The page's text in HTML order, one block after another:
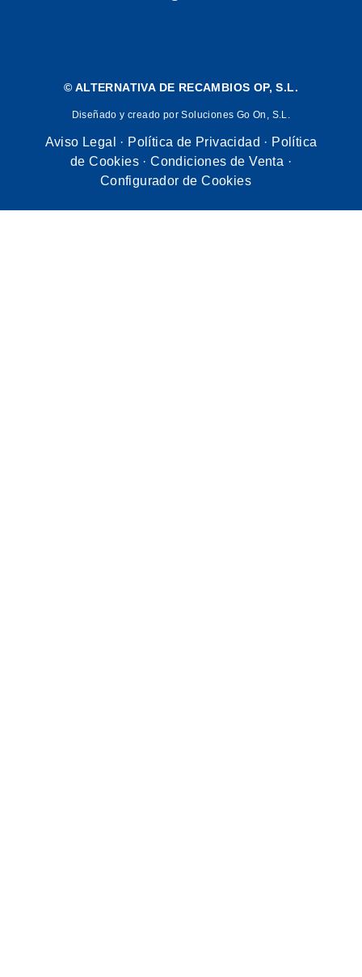
© ALTERNATIVA DE RECAMBIOS OP, S.L.
Diseñado y creado por Soluciones Go On, S.L.
Aviso Legal · Política de Privacidad · Política
de Cookies ·Condiciones de Venta ·
Configurador de Cookies